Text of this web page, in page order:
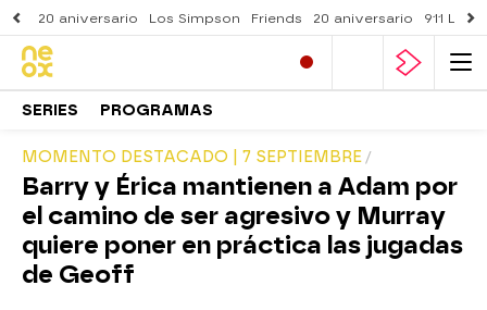
20 aniversario Los Simpson Friends 20 aniversario 911
SERIES PROGRAMAS
MOMENTO DESTACADO | 7 SEPTIEMBRE
Barry y Érica mantienen a Adam por
el camino de ser agresivo y Murray
quiere poner en práctica las jugadas
de Geoff